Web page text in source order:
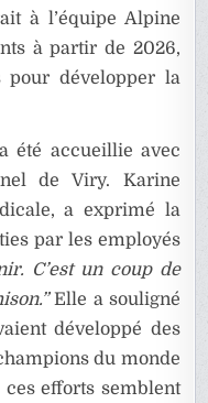
à l’équipe Alpine
à partir de 2026,
pour développer la
été accueillie avec
de Viry. Karine
a exprimé la
par les employés
C’est un coup de
Elle a souligné
développé des
du monde
ces efforts semblent